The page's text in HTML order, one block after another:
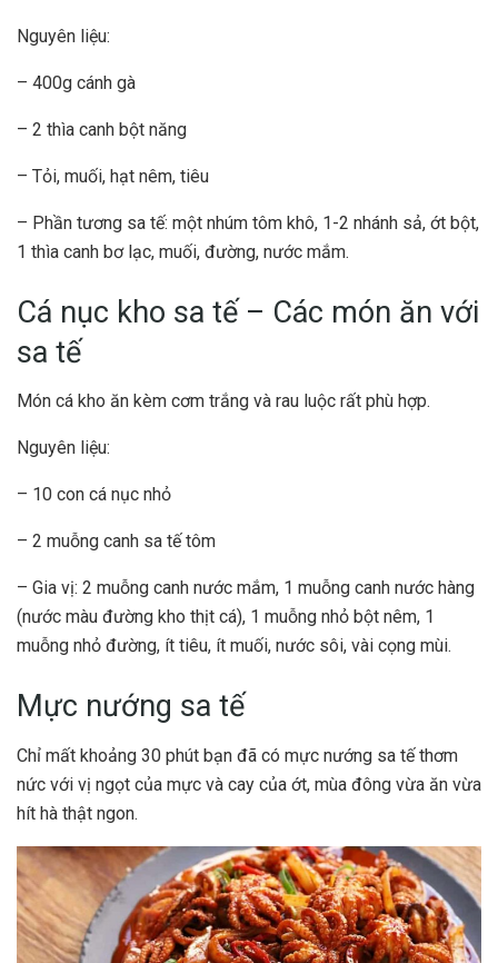
Nguyên liệu:
– 400g cánh gà
– 2 thìa canh bột năng
– Tỏi, muối, hạt nêm, tiêu
– Phần tương sa tế: một nhúm tôm khô, 1-2 nhánh sả, ớt bột,
1 thìa canh bơ lạc, muối, đường, nước mắm.
Cá nục kho sa tế – Các món ăn với
sa tế
Món cá kho ăn kèm cơm trắng và rau luộc rất phù hợp.
Nguyên liệu:
– 10 con cá nục nhỏ
– 2 muỗng canh sa tế tôm
– Gia vị: 2 muỗng canh nước mắm, 1 muỗng canh nước hàng
(nước màu đường kho thịt cá), 1 muỗng nhỏ bột nêm, 1
muỗng nhỏ đường, ít tiêu, ít muối, nước sôi, vài cọng mùi.
Mực nướng sa tế
Chỉ mất khoảng 30 phút bạn đã có mực nướng sa tế thơm
nức với vị ngọt của mực và cay của ớt, mùa đông vừa ăn vừa
hít hà thật ngon.